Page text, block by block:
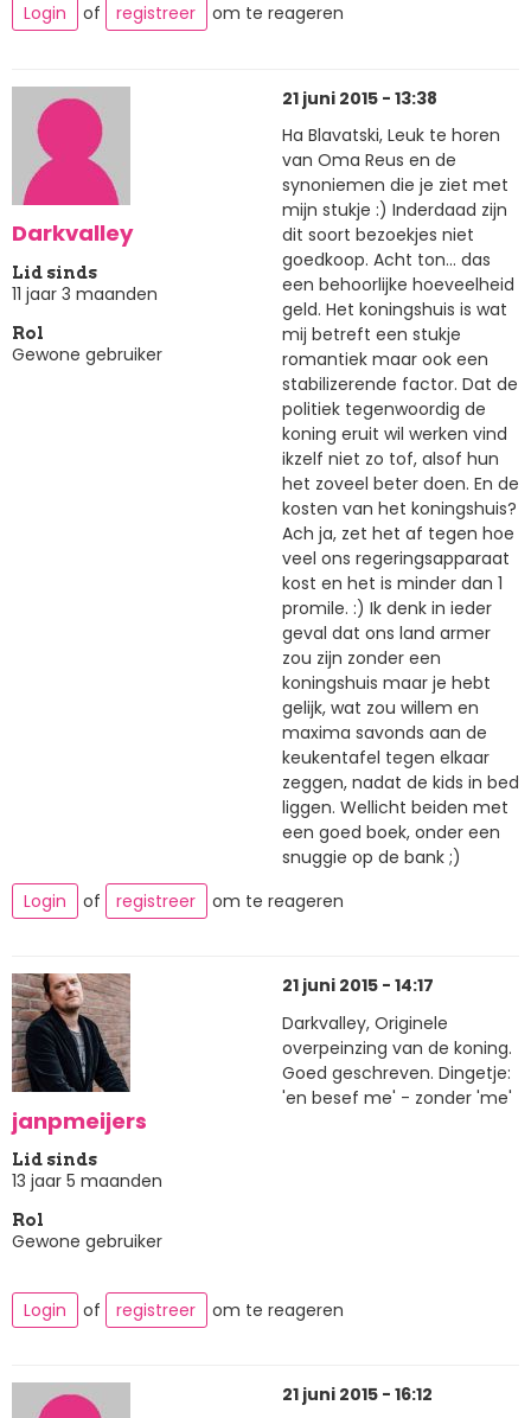
Login
of registreer om te reageren
Darkvalley
Lid sinds
11 jaar 3 maanden
Rol
Gewone gebruiker
21 juni 2015 - 13:38
Ha Blavatski, Leuk te horen
van Oma Reus en de
synoniemen die je ziet met
mijn stukje :) Inderdaad zijn
dit soort bezoekjes niet
goedkoop. Acht ton... das
een behoorlijke hoeveelheid
geld. Het koningshuis is wat
mij betreft een stukje
romantiek maar ook een
stabilizerende factor. Dat de
politiek tegenwoordig de
koning eruit wil werken vind
ikzelf niet zo tof, alsof hun
het zoveel beter doen. En de
kosten van het koningshuis?
Ach ja, zet het af tegen hoe
veel ons regeringsapparaat
kost en het is minder dan 1
promile. :) Ik denk in ieder
geval dat ons land armer
zou zijn zonder een
koningshuis maar je hebt
gelijk, wat zou willem en
maxima savonds aan de
keukentafel tegen elkaar
zeggen, nadat de kids in bed
liggen. Wellicht beiden met
een goed boek, onder een
snuggie op de bank ;)
Login
of registreer om te reageren
janpmeijers
Lid sinds
13 jaar 5 maanden
Rol
Gewone gebruiker
21 juni 2015 - 14:17
Darkvalley, Originele
overpeinzing van de koning.
Goed geschreven. Dingetje:
'en besef me' - zonder 'me'
Login of registreer om te reageren
21 juni 2015 - 16:12